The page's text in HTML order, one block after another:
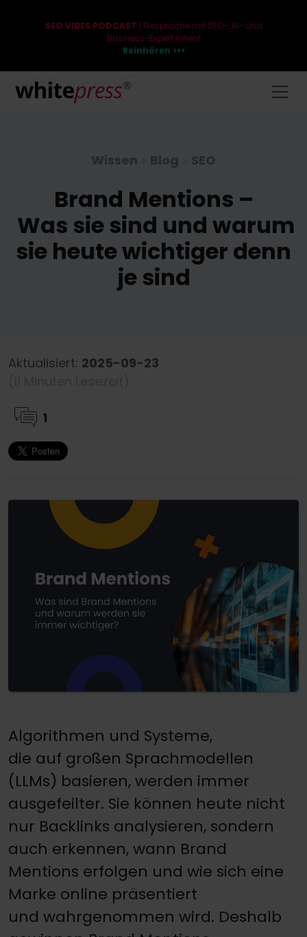
SEO VIBES PODCAST | Gespräche mit SEO-, KI- und
Business-Expert:innen!
Reinhören >>>
Wissen Blog SEO
Brand Mentions –
Was sie sind und warum
sie heute wichtiger denn
je sind
Aktualisiert: 2025-09-23
1
Algorithmen und Systeme,
die auf großen Sprachmodellen
(LLMs) basieren, werden immer
ausgefeilter. Sie können heute nicht
nur Backlinks analysieren, sondern
auch erkennen, wann Brand
Mentions erfolgen und wie sich eine
Marke online präsentiert
und wahrgenommen wird. Deshalb